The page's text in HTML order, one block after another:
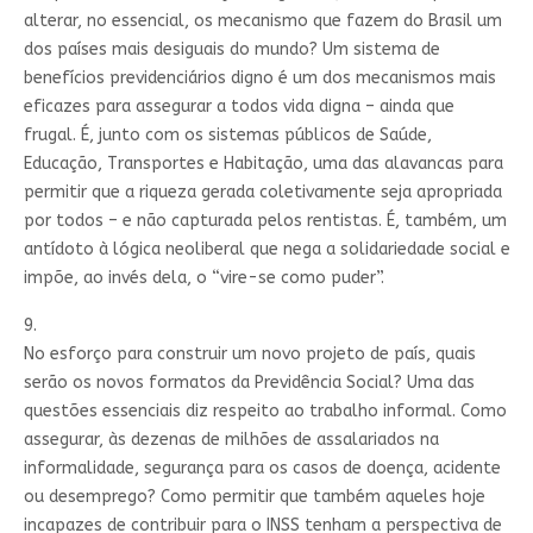
alterar, no essencial, os mecanismo que fazem do Brasil um
dos países mais desiguais do mundo? Um sistema de
benefícios previdenciários digno é um dos mecanismos mais
eficazes para assegurar a todos vida digna – ainda que
frugal. É, junto com os sistemas públicos de Saúde,
Educação, Transportes e Habitação, uma das alavancas para
permitir que a riqueza gerada coletivamente seja apropriada
por todos – e não capturada pelos rentistas. É, também, um
antídoto à lógica neoliberal que nega a solidariedade social e
impõe, ao invés dela, o “vire-se como puder”.
9.
No esforço para construir um novo projeto de país, quais
serão os novos formatos da Previdência Social? Uma das
questões essenciais diz respeito ao trabalho informal. Como
assegurar, às dezenas de milhões de assalariados na
informalidade, segurança para os casos de doença, acidente
ou desemprego? Como permitir que também aqueles hoje
incapazes de contribuir para o INSS tenham a perspectiva de